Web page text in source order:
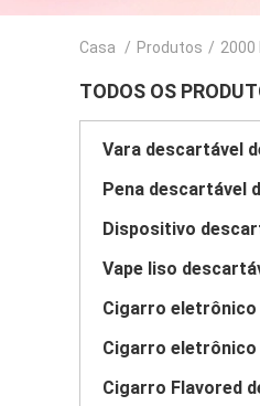
Casa / Produtos / 2000
TODOS OS
Vara descartável
Pena descartável
Vape liso
Cigarro
Cigarro
Cigarro Flavored